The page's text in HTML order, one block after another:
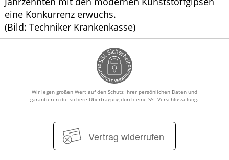
eine Konkurrenz erwuchs.
(Bild: Techniker Krankenkasse)
Wir legen großen Wert auf den Schutz Ihrer persönlichen Daten und
garantieren die sichere Übertragung durch eine SSL-Verschlüsselung.
Vertrag widerrufen